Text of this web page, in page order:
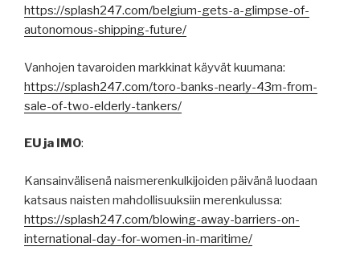
https://splash247.com/belgium-gets-a-glimpse-of-
autonomous-shipping-future/
Vanhojen tavaroiden markkinat käyvät kuumana:
https://splash247.com/toro-banks-nearly-43m-from-
sale-of-two-elderly-tankers/
EU ja IMO:
Kansainvälisenä naismerenkulkijoiden päivänä luodaan
katsaus naisten mahdollisuuksiin merenkulussa:
https://splash247.com/blowing-away-barriers-on-
international-day-for-women-in-maritime/